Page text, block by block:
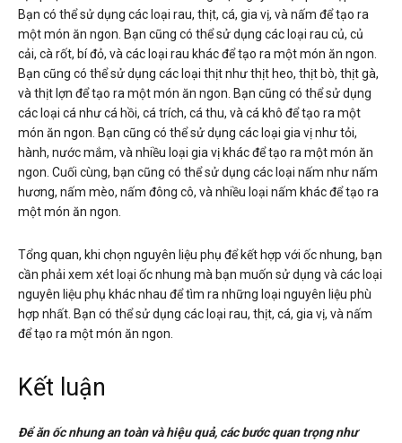
Bạn có thể sử dụng các loại rau, thịt, cá, gia vị, và nấm để tạo ra
một món ăn ngon. Bạn cũng có thể sử dụng các loại rau củ, củ
cải, cà rốt, bí đỏ, và các loại rau khác để tạo ra một món ăn ngon.
Bạn cũng có thể sử dụng các loại thịt như thịt heo, thịt bò, thịt gà,
và thịt lợn để tạo ra một món ăn ngon. Bạn cũng có thể sử dụng
các loại cá như cá hồi, cá trích, cá thu, và cá khô để tạo ra một
món ăn ngon. Bạn cũng có thể sử dụng các loại gia vị như tỏi,
hành, nước mắm, và nhiều loại gia vị khác để tạo ra một món ăn
ngon. Cuối cùng, bạn cũng có thể sử dụng các loại nấm như nấm
hương, nấm mèo, nấm đông cô, và nhiều loại nấm khác để tạo ra
một món ăn ngon.
Tổng quan, khi chọn nguyên liệu phụ để kết hợp với ốc nhung, bạn
cần phải xem xét loại ốc nhung mà bạn muốn sử dụng và các loại
nguyên liệu phụ khác nhau để tìm ra những loại nguyên liệu phù
hợp nhất. Bạn có thể sử dụng các loại rau, thịt, cá, gia vị, và nấm
để tạo ra một món ăn ngon.
Kết luận
Để ăn ốc nhung an toàn và hiệu quả, các bước quan trọng như